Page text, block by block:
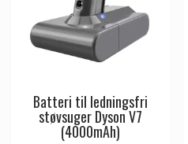
Batteri til ledningsfri
støvsuger Dyson V7
(4000mAh)